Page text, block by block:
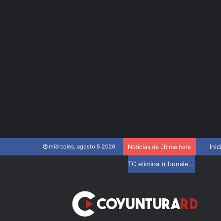
miércoles, agosto 5 2026 Noticias de última hora
TC elimina tribunales disciplinarios de la Ley del Colegio de Abogados